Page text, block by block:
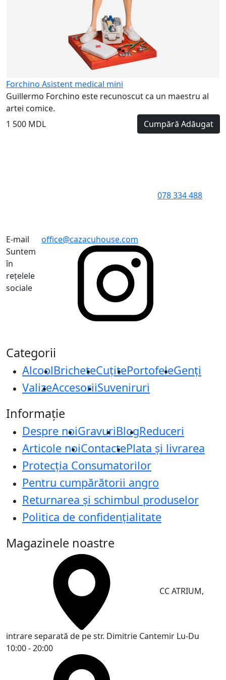
Forchino Asistent medical mini
Guillermo Forchino este recunoscut ca un maestru al
artei comice.
1 500 MDL
Cumpără Adăugat
078 334 488
E-mail
office@cazacuhouse.com
Suntem
în
rețelele
sociale
Categorii
AlcoolBricheteCuțitePortofeleGenți
ValizeAccesoriiSuveniruri
Informație
Despre noiGravuriBlogReduceri
Articole noiContactePlata și livrarea
Protecţia Consumatorilor
Pentru cumpărătorii angro
Returnarea și schimbul produselor
Politica de confidențialitate
Magazinele noastre
CC ATRIUM,
intrare separată de pe str. Dimitrie Cantemir Lu-Du
10:00 - 20:00